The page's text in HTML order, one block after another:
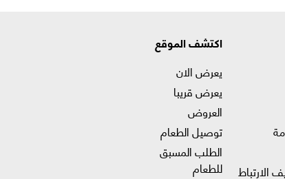
الارتباط
اكتشف الموقع
يعرض الان
يعرض قريبا
العروض
توصيل الطعام
الطلب المسبق
للطعام